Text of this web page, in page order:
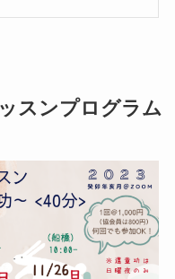
スンプログラム